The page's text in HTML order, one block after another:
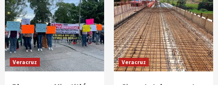
Veracruz Veracruz